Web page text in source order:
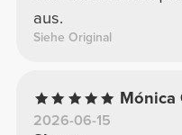
aus.
Siehe Original
Mónica
2026-06-15